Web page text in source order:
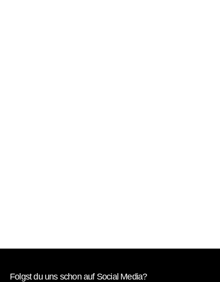
Folgst du uns schon auf Social Media?